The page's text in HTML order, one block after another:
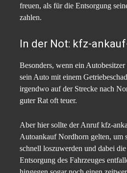
freuen, als für die Entsorgung
zahlen.
In der Not: kfz-
Besonders, wenn ein
sein Auto mit einem
irgendwo auf der Strecke nach
guter Rat oft teuer.
Aber hier sollte der Anruf kfz-
Autoankauf Nordhorn gelten, um
schnell loszuwerden und dabei
Entsorgung des Fahrzeuges